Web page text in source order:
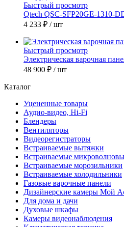
Быстрый просмотр
Qtech QSC-SFP20GE-1310-
4 233 ₽ / шт
Быстрый просмотр
Электрическая варочная
48 900 ₽ / шт
Каталог
Уцененные товары
Аудио-видео, Hi-Fi
Блендеры
Вентиляторы
Видеорегистраторы
Встраиваемые вытяжки
Встраиваемые
Встраиваемые морозильники
Встраиваемые холодильники
Газовые варочные панели
Дизайнерские камеры Мой
Для дома и дачи
Духовые шкафы
Камеры видеонаблюдения